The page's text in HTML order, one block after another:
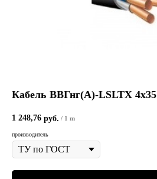
Кабель ВВГнг(А)-LSLTХ 4х35
1 248,76 руб. / 1 m
производитель